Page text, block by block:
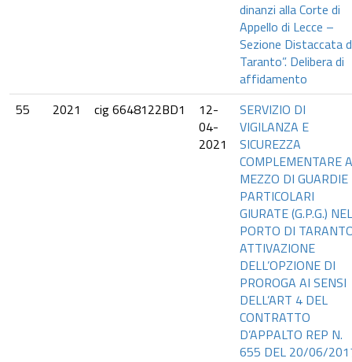
dinanzi alla Corte di
Appello di Lecce –
Sezione Distaccata
Taranto”. Delibera di
affidamento
55
2021 cig 6648122BD1
12-
04-
2021
SERVIZIO DI
VIGILANZA E
SICUREZZA
COMPLEMENTARE A
MEZZO DI GUARDIE
PARTICOLARI
GIURATE (G.P.G.) NEL
PORTO DI
ATTIVAZIONE
DELL’OPZIONE DI
PROROGA AI SENSI
DELL’ART 4 DEL
CONTRATTO
D’APPALTO REP N.
655 DEL 20/06/